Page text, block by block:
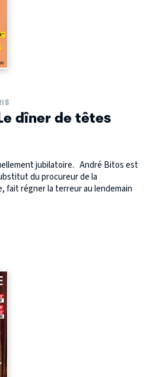
dîner de têtes
jubilatoire. André Bitos est
du procureur de la
fait régner la terreur au lendemain